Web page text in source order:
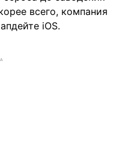
всего, компания
iOS.